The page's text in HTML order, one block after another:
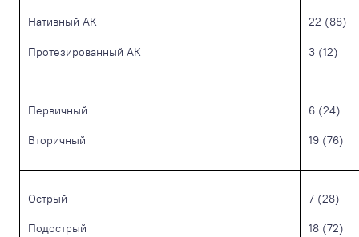
Нативный АК
Протезированный АК
22 (88)
3 (12)
Первичный
Вторичный
6 (24)
19 (76)
Острый
Подострый
7 (28)
18 (72)